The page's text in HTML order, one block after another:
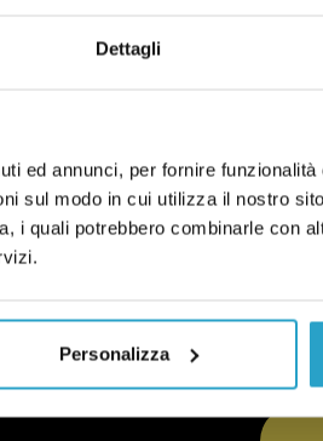
Dettagli
ed annunci, per fornire
sul modo in cui utilizza il nostro
i quali potrebbero combinarle con
Personalizza